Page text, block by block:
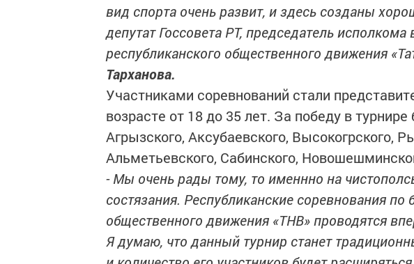
вид спорта очень развит, и здесь созданы
депутат Госсовета РТ, председатель
республиканского общественного движения
Тарханова.
Участниками соревнований стали
возрасте от 18 до 35 лет. За победу в
Агрызского, Аксубаевского, Высокогрского,
Альметьевского, Сабинского,
- Мы очень рады тому, то именнно на
состязания. Республиканские соревнования
общественного движения «ТНВ» проводятся
Я думаю, что данный турнир станет